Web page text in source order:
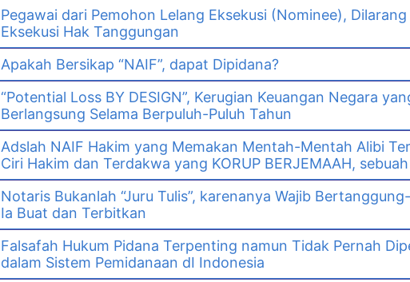
Pegawai dari Pemohon Lelang Eksekusi (Nominee),
Eksekusi Hak Tanggungan
Apakah Bersikap “NAIF”, dapat Dipidana?
“Potential Loss BY DESIGN”, Kerugian Keuangan Negara
Berlangsung Selama Berpuluh-Puluh Tahun
Adslah NAIF Hakim yang Memakan Mentah-Mentah Alibi
Ciri Hakim dan Terdakwa yang KORUP BERJEMAAH, sebuah
Notaris Bukanlah “Juru Tulis”, karenanya Wajib
Ia Buat dan Terbitkan
Falsafah Hukum Pidana Terpenting namun Tidak Pernah
dalam Sistem Pemidanaan dI Indonesia